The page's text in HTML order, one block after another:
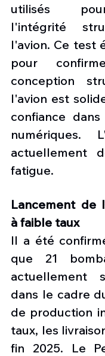
utilisés
l'intégrité
l'avion. Ce test
pour
conception
l'avion est
confiance
numériques.
actuellement
fatigue.
Lancement de
à faible taux
Il a été
que 21
actuellement
dans le cadre
de production
taux, les
fin 2025. Le